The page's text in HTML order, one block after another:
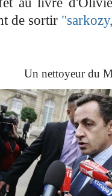
de sortir
Un nettoyeur du